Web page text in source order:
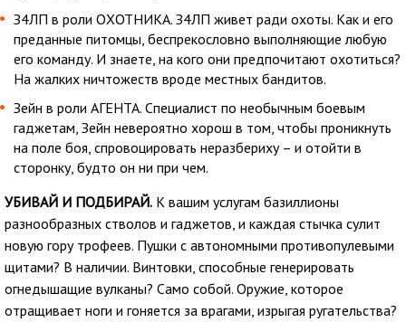
З4ЛП в роли ОХОТНИКА. З4ЛП живет ради охоты. Как и его
преданные питомцы, беспрекословно выполняющие любую
его команду. И знаете, на кого они предпочитают охотиться?
На жалких ничтожеств вроде местных бандитов.
Зейн в роли АГЕНТА. Специалист по необычным боевым
гаджетам, Зейн невероятно хорош в том, чтобы проникнуть
на поле боя, спровоцировать неразбериху – и отойти в
сторонку, будто он ни при чем.
УБИВАЙ И ПОДБИРАЙ. К вашим услугам базиллионы
разнообразных стволов и гаджетов, и каждая стычка сулит
новую гору трофеев. Пушки с автономными противопулевыми
щитами? В наличии. Винтовки, способные генерировать
огнедышащие вулканы? Само собой. Оружие, которое
отращивает ноги и гоняется за врагами, изрыгая ругательства?